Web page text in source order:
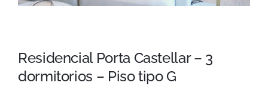
Residencial Porta Castellar – 3
dormitorios – Piso tipo G